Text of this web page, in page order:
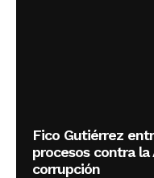
Fico Gutiérrez
procesos contra
corrupción